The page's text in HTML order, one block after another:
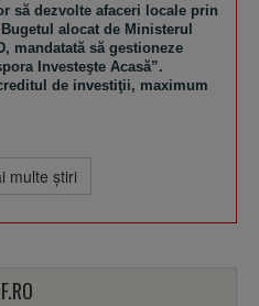
să dezvolte afaceri locale prin
alocat de Ministerul
mandatată să gestioneze
Investeşte Acasă”.
de investiţii, maximum
multe ştiri